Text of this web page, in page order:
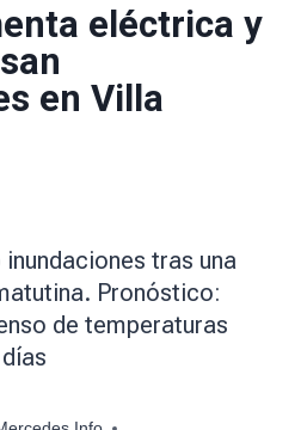
eléctrica y
en Villa
tras una
Pronóstico:
de temperaturas